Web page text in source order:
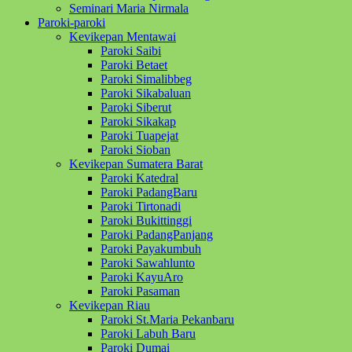
Seminari Maria Nirmala
Paroki-paroki
Kevikepan Mentawai
Paroki Saibi
Paroki Betaet
Paroki Simalibbeg
Paroki Sikabaluan
Paroki Siberut
Paroki Sikakap
Paroki Tuapejat
Paroki Sioban
Kevikepan Sumatera Barat
Paroki Katedral
Paroki PadangBaru
Paroki Tirtonadi
Paroki Bukittinggi
Paroki PadangPanjang
Paroki Payakumbuh
Paroki Sawahlunto
Paroki KayuAro
Paroki Pasaman
Kevikepan Riau
Paroki St.Maria Pekanbaru
Paroki Labuh Baru
Paroki Dumai